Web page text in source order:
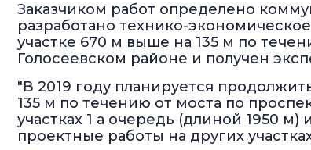
Заказчиком работ определено
разработано технико-
участке 670 м выше на 135 м по
Голосеевском районе и получен
"В 2019 году планируется
135 м по течению от моста по
участках 1 а очередь (длиной 1950
проектные работы на других